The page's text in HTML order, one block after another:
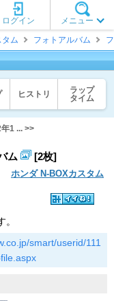
メニュー
ログイン
タム フォトアルバム
ヒストリ
ラップ
タイム
1 ... >>
ム [2枚]
ホンダ N-BOXカスタム
smart/userid/111